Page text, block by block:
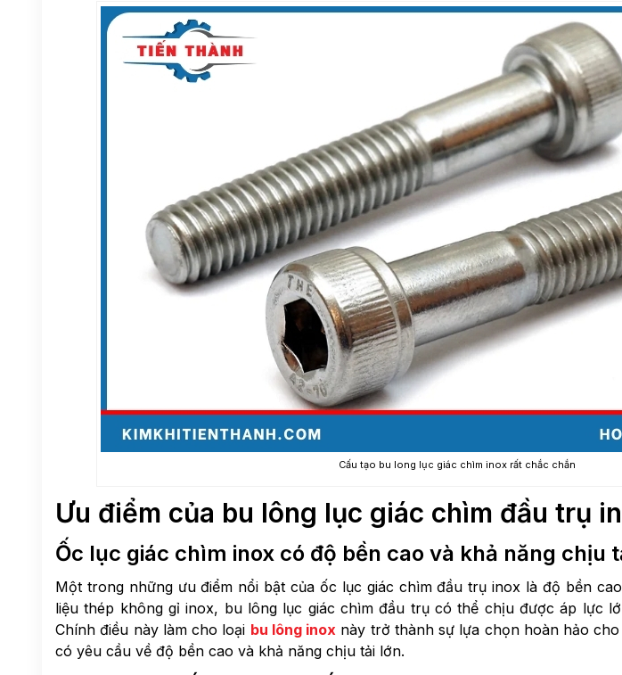
Cấu tạo bu long lục giác chìm inox rất chắc chắn
Ưu điểm của bu lông lục giác chìm đầu trụ
Ốc lục giác chìm inox có độ bền cao và khả năng chịu
Một trong những ưu điểm nổi bật của ốc lục giác chìm đầu trụ inox là độ bền
liệu thép không gỉ inox, bu lông lục giác chìm đầu trụ có thể chịu được áp lực
Chính điều này làm cho loại bu lông inox này trở thành sự lựa chọn hoàn hảo
có yêu cầu về độ bền cao và khả năng chịu tải lớn.